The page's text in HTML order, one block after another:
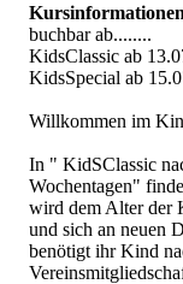
Kursinformationen
buchbar ab........
KidsClassic ab
KidsSpecial ab
Willkommen im
In " KidSClassic
Wochentagen"
wird dem Alter der
und sich an neuen
benötigt ihr Kind